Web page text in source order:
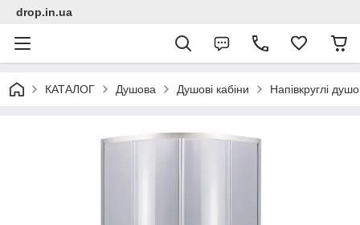
drop.in.ua
КАТАЛОГ Душова Душові кабіни Напівкруглі